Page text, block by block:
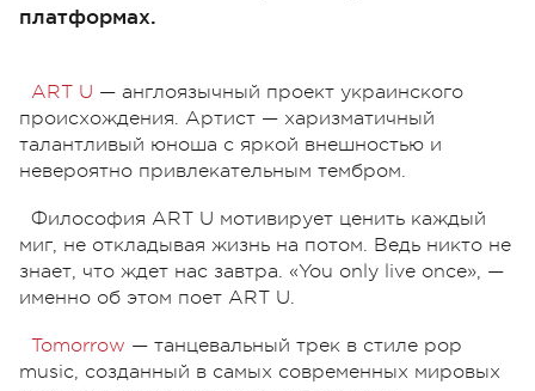
платформах.
ART U — англоязычный проект украинского
происхождения. Артист — харизматичный
талантливый юноша с яркой внешностью и
невероятно привлекательным тембром.
Философия ART U мотивирует ценить каждый
миг, не откладывая жизнь на потом. Ведь никто не
знает, что ждет нас завтра. «You only live once», —
именно об этом поет ART U.
Tomorrow — танцевальный трек в стиле pop
music, созданный в самых современных мировых